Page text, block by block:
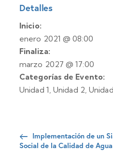
Detalles
Inicio:
enero 2021 @ 08:00
Finaliza:
marzo 2027 @ 17:00
Categorías de Evento:
Unidad 1,Unidad 2,
Implementación de un
Social de la Calidad de Agua